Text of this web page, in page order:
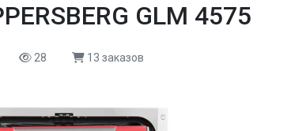
GLM 4575
28 13 заказов